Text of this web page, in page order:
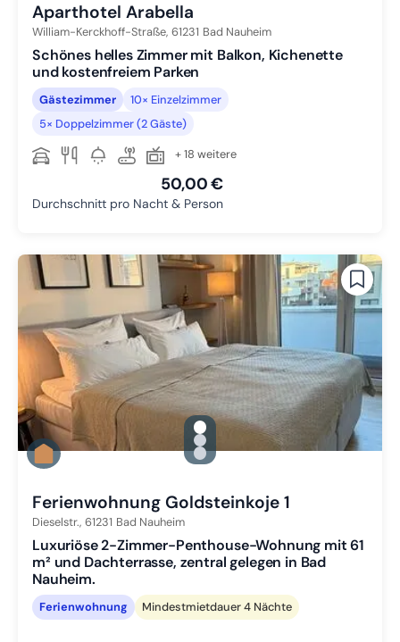
Aparthotel Arabella
William-Kerckhoff-Straße, 61231 Bad Nauheim
Schönes helles Zimmer mit Balkon, Kichenette
und kostenfreiem Parken
Gästezimmer
10× Einzelzimmer
5× Doppelzimmer (2 Gäste)
+ 18 weitere
50,00 €
Durchschnitt pro Nacht & Person
gallery.slide_selector
Zu Slide 1 wechseln
Zu Slide 2 wechseln
Zu Slide 3 wechseln
Ferienwohnung Goldsteinkoje 1
Dieselstr., 61231 Bad Nauheim
Luxuriöse 2-Zimmer-Penthouse-Wohnung mit 61
m² und Dachterrasse, zentral gelegen in Bad
Nauheim.
Ferienwohnung Mindestmietdauer 4 Nächte